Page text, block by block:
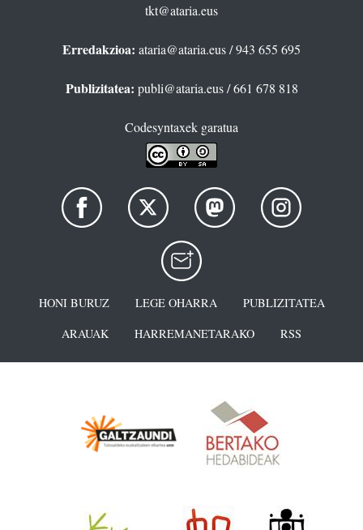
tkt@ataria.eus
Erredakzioa: ataria@ataria.eus/ 943 655 695
Publizitatea: publi@ataria.eus/ 661 678 818
Codesyntaxek garatua
HONI BURUZ LEGE OHARRA
PUBLIZITATEA
ARAUAK
HARREMANETARAKO RSS